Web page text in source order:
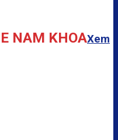
NAM KHOAXem